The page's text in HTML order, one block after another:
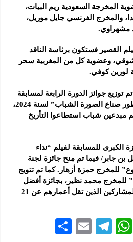
المخرجة السعودية ريم البيات،
والمخرج الفرنسي جايل موريل،
مشهراوي.
القصير فستكون برئاسة الناقد
وعضوية كل من المغربية سحر
لورين كوفي.
جوائز الدورة الرابعة لمسابقة
“المسيرة الخضراء من منظور صناع الصورة الشباب” لسنة 2024،
مبدعين شباب استطاعوا التأريخ
الكبرى للمسابقة لفيلم “نداء
بن جابر/ فيما تم منح جائزة لجنة
للمخرج حمزة أزهار. كما تم تتويج
للمخرج محمد نظير، بجائزة أفضل
موهبة وهي جائزة خاصة بالمشاركين الذين تقل أعمارهم عن 21
P
W
Te
E